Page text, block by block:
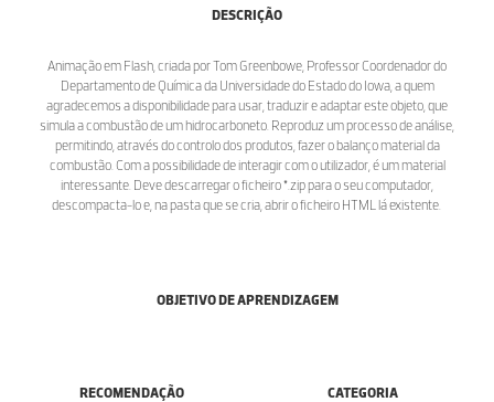
DESCRIÇÃO
Animação em Flash, criada por Tom Greenbowe, Professor Coordenador do
Departamento de Química da Universidade do Estado do Iowa, a quem
agradecemos a disponibilidade para usar, traduzir e adaptar este objeto, que
simula a combustão de um hidrocarboneto. Reproduz um processo de análise,
permitindo, através do controlo dos produtos, fazer o balanço material da
combustão. Com a possibilidade de interagir com o utilizador, é um material
interessante. Deve descarregar o ficheiro *.zip para o seu computador,
descompacta-lo e, na pasta que se cria, abrir o ficheiro HTML lá existente.
OBJETIVO DE APRENDIZAGEM
RECOMENDAÇÃO CATEGORIA